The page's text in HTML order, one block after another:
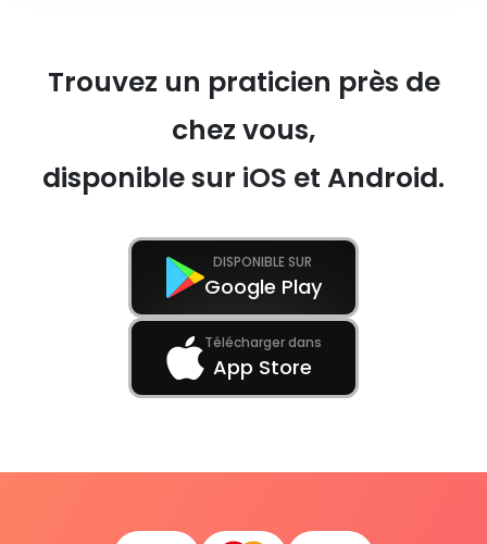
Trouvez un praticien près de
chez vous,
disponible sur iOS et Android.
DISPONIBLE SUR
Google Play
Télécharger dans
App Store